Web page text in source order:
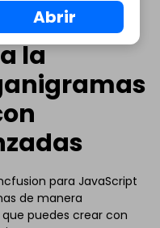
la
para JavaScript
de manera
puedes crear con
Abrir